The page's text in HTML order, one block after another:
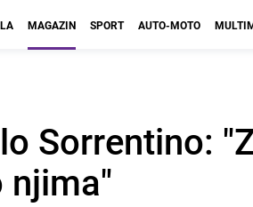
MAGAZIN SPORT AUTO-MOTO
Sorrentino:
njima"